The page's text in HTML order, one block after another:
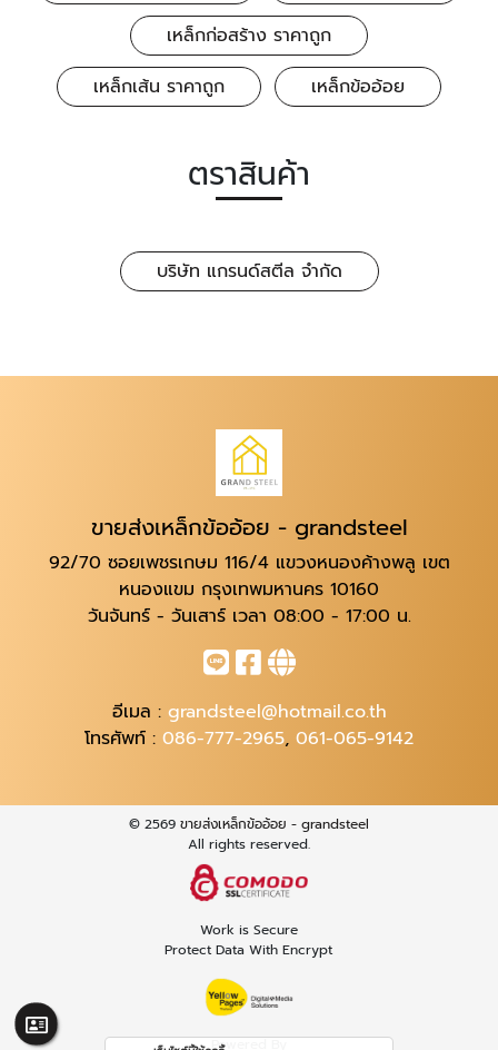
เหล็กก่อสร้าง ราคาถูก
เหล็กเส้น ราคาถูก
เหล็กข้ออ้อย
ตราสินค้า
บริษัท แกรนด์สตีล จำกัด
ขายส่งเหล็กข้ออ้อย - grandsteel
92/70 ซอยเพชรเกษม 116/4 แขวงหนองค้างพลู เขต
หนองแขม กรุงเทพมหานคร 10160
วันจันทร์ - วันเสาร์ เวลา 08:00 - 17:00 น.
อีเมล : grandsteel@hotmail.co.th
โทรศัพท์ : 086-777-2965, 061-065-9142
© 2569 ขายส่งเหล็กข้ออ้อย - grandsteel
All rights reserved.
Work is Secure
Protect Data With Encrypt
Powered By